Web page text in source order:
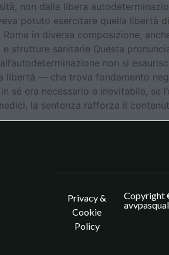
non dalla libera
potuto esercitare quella libertà
in diversa composizione,
strutture sanitarie Questa
non si
libertà — che trova fondamento
sé era necessario e inevitabile, se
la sentenza rafforza il
Privacy &
Cookie
Policy
Copyright